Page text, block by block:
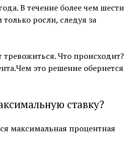
В течение более чем шести
росли, следуя за
Что происходит?
это решение обернется
ставку?
максимальная процентная